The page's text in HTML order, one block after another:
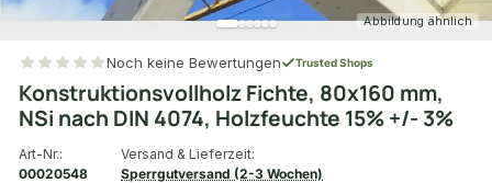
Abbildung ähnlich
Noch keine Bewertungen Trusted Shops
Konstruktionsvollholz Fichte, 80x160 mm,
NSi nach DIN 4074, Holzfeuchte 15% +/- 3%
Art-Nr.:
00020548
Versand & Lieferzeit:
Sperrgutversand (2-3 Wochen)